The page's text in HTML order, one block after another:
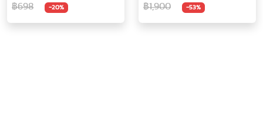
฿698 -20%
หวัง
฿1,900 -53%